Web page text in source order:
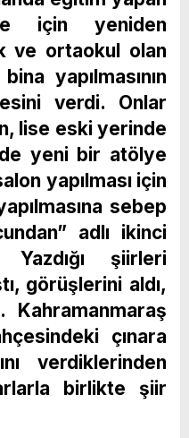
için yeniden
ve ortaokul olan
yapılmasının
verdi. Onlar
lise eski yerinde
yeni bir atölye
yapılması için
sebep
adlı ikinci
şiirleri
görüşlerini aldı,
Kahramanmaraş
çınara
verdiklerinden
birlikte şiir